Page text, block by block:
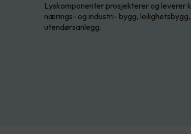
Lyskomponenter prosjekterer og leverer
nærings- og industri- bygg,
utendørsanlegg.